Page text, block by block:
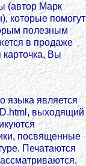
(автор Марк
которые помогут
полезным
в продаже
карточка, Вы
языка является
выходящий
посвященные
Печатаются